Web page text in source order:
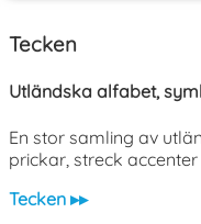
Tecken
Utländska alfabet,
En stor samling av
prickar, streck accenter
Tecken ▸▸